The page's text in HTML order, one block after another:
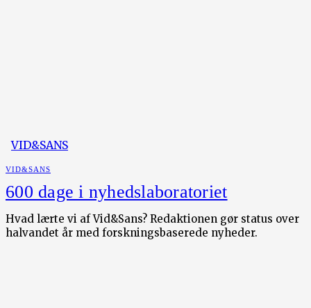
VID&SANS
VID&SANS
600 dage i nyhedslaboratoriet
Hvad lærte vi af Vid&Sans? Redaktionen gør status over
halvandet år med forskningsbaserede nyheder.